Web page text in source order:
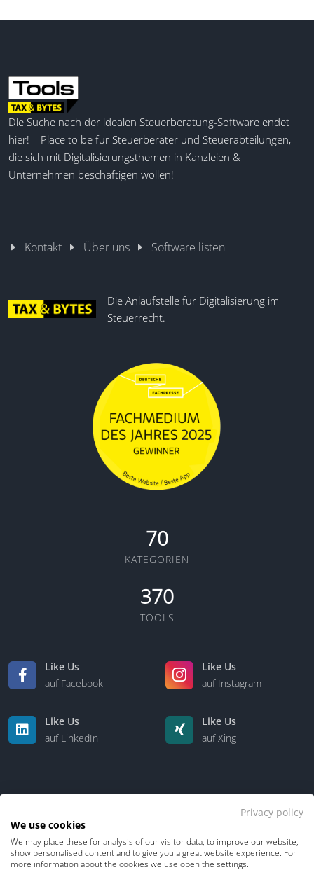
Die Suche nach der idealen Steuerberatung-Software endet
hier! – Place to be für Steuerberater und Steuerabteilungen,
die sich mit Digitalisierungsthemen in Kanzleien &
Unternehmen beschäftigen wollen!
Kontakt Über uns Software listen
Die Anlaufstelle für Digitalisierung im
Steuerrecht.
70
KATEGORIEN
370
TOOLS
Like Us
auf Facebook
Like Us
auf Instagram
Like Us
auf LinkedIn
Like Us
auf Xing
Kontakt Über uns
Privacy policy
We use cookies
We may place these for analysis of our visitor data, to improve our website,
show personalised content and to give you a great website experience. For
more information about the cookies we use open the settings.